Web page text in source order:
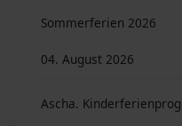
Sommerferien 2026
04. August 2026
Ascha.